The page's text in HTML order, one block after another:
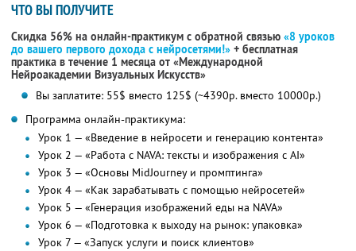
ЧТО ВЫ ПОЛУЧИТЕ
Скидка 56% на онлайн-практикум с обратной связью «8 уроков
до вашего первого дохода с нейросетями!» + бесплатная
практика в течение 1 месяца от «Международной
Нейроакадемии Визуальных Искусств»
Вы заплатите: 55$ вместо 125$ (~4390р. вместо 10000р.)
Программа онлайн-практикума:
Урок 1 — «Введение в нейросети и генерацию контента»
Урок 2 — «Работа с NAVA: тексты и изображения с AI»
Урок 3 — «Основы MidJourney и промптинга»
Урок 4 — «Как зарабатывать с помощью нейросетей»
Урок 5 — «Генерация изображений еды на NAVA»
Урок 6 — «Подготовка к выходу на рынок: упаковка»
Урок 7 — «Запуск услуги и поиск клиентов»